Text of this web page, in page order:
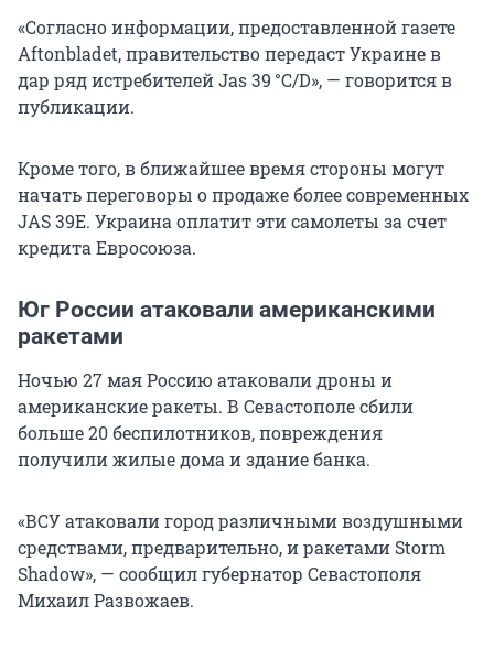
«Согласно информации, предоставленной газете
Aftonbladet, правительство передаст Украине в
дар ряд истребителей Jas 39 °C/D», — говорится в
публикации.
Кроме того, в ближайшее время стороны могут
начать переговоры о продаже более современных
JAS 39E. Украина оплатит эти самолеты за счет
кредита Евросоюза.
Юг России атаковали американскими
ракетами
Ночью 27 мая Россию атаковали дроны и
американские ракеты. В Севастополе сбили
больше20 беспилотников, повреждения
получили жилые дома и здание банка.
«ВСУ атаковали город различными воздушными
средствами, предварительно, и ракетами Storm
Shadow», — сообщил губернатор Севастополя
Михаил Развожаев.